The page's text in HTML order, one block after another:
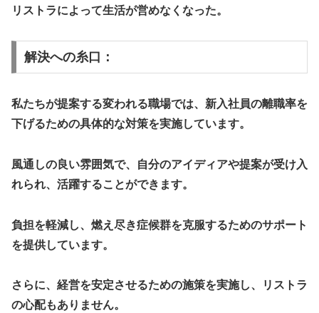
リストラによって生活が営めなくなった。
解決への糸口：
私たちが提案する変われる職場では、新入社員の離職率を
下げるための具体的な対策を実施しています。
風通しの良い雰囲気で、自分のアイディアや提案が受け入
れられ、活躍することができます。
負担を軽減し、燃え尽き症候群を克服するためのサポート
を提供しています。
さらに、経営を安定させるための施策を実施し、リストラ
の心配もありません。